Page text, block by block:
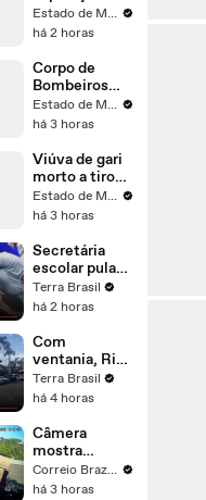
Palácio das
Artes
Estado de Minas
há 2 horas
Corpo de
Bombeiros
fazem queima
residual de
da Suggar
Estado de Minas
há 3 horas
Viúva de gari
morto a tiros
se candidata a
deputada
Estado de Minas
há 3 horas
Secretária
escolar pula
janela e salva
estudante
Teresina (PI)
Terra Brasil
há 2 horas
Com
ventania, Rio
recomenda
antecipar o
de atividades
não
essenciais
Terra Brasil
há 4 horas
Câmera
mostra
momento do
acidente em
Correio Braziliense
há 3 horas